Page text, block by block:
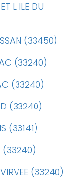
L ILE DU
(33450)
(33240)
(33240)
(33240)
(33141)
(33240)
(33240)